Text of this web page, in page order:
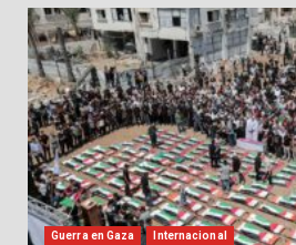
Guerra en Gaza Internacional